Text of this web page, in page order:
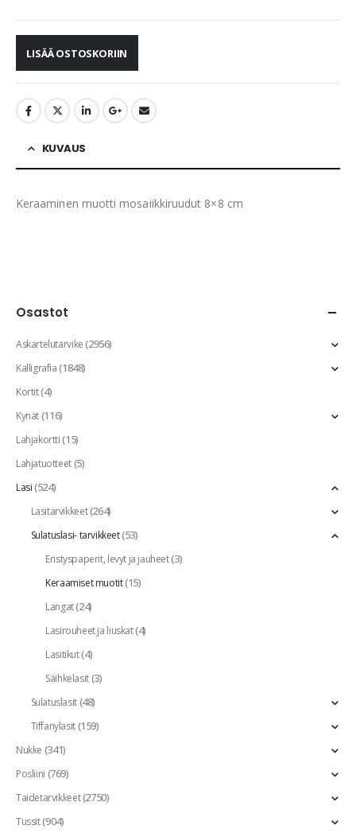
LISÄÄ OSTOSKORIIN
KUVAUS
Keraaminen muotti mosaiikkiruudut 8×8 cm
Osastot
Askartelutarvike(2956)
Kalligrafia(1848)
Kortit(4)
Kynät(116)
Lahjakortti(15)
Lahjatuotteet(5)
Lasi(524)
Lasitarvikkeet(264)
Sulatuslasi- tarvikkeet(53)
Eristyspaperit, levyt ja jauheet(3)
Keraamiset muotit(15)
Langat(24)
Lasirouheet ja liuskat(4)
Lasitikut(4)
Säihkelasit(3)
Sulatuslasit(48)
Tiffanylasit(159)
Nukke (341)
Posliini (769)
Taidetarvikkeet(2750)
Tussit(904)